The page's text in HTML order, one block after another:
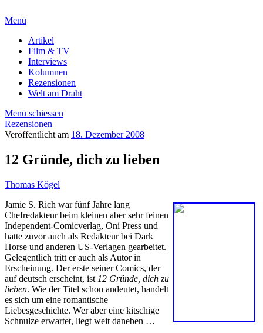
Menü
Artikel
Film & TV
Interviews
Kolumnen
Rezensionen
Welt am Draht
Menü schiessen
Rezensionen
Veröffentlicht am 18. Dezember 2008
12 Gründe, dich zu lieben
Thomas Kögel
Jamie S. Rich war fünf Jahre lang
Chefredakteur beim kleinen aber sehr feinen
Independent-Comicverlag, Oni Press und
hatte zuvor auch als Redakteur bei Dark
Horse und anderen US-Verlagen gearbeitet.
Gelegentlich tritt er auch als Autor in
Erscheinung. Der erste seiner Comics, der
auf deutsch erscheint, ist 12 Gründe, dich zu
lieben. Wie der Titel schon andeutet, handelt
es sich um eine romantische
Liebesgeschichte. Wer aber eine kitschige
Schnulze erwartet, liegt weit daneben …